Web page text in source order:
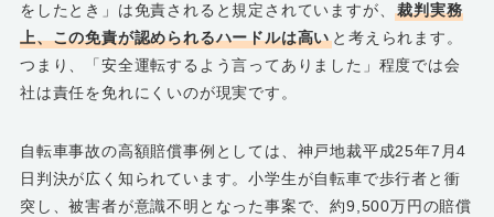
をしたとき」は免責されると規定されていますが、裁判実務
上、この免責が認められるハードルは高い と考えられます。
つまり、「安全運転するよう言ってありました」程度では会
社は責任を免れにくいのが現実です。
自転車事故の高額賠償事例としては、神戸地裁平成25年7月4
日判決が広く知られています。小学生が自転車で歩行者と衝
突し、被害者が意識不明となった事案で、約9,500万円の賠償